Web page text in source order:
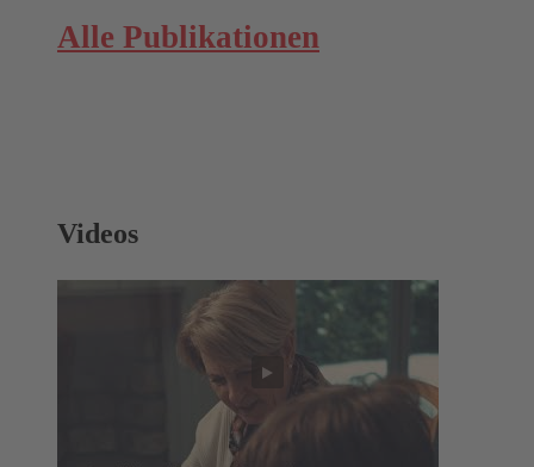
Alle Publikationen
Videos